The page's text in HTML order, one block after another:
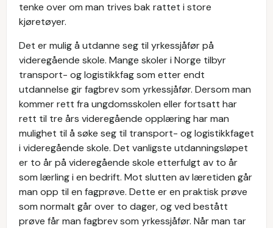
tenke over om man trives bak rattet i store
kjøretøyer.
Det er mulig å utdanne seg til yrkessjåfør på
videregående skole. Mange skoler i Norge tilbyr
transport- og logistikkfag som etter endt
utdannelse gir fagbrev som yrkessjåfør. Dersom man
kommer rett fra ungdomsskolen eller fortsatt har
rett til tre års videregående opplæring har man
mulighet til å søke seg til transport- og logistikkfaget
i videregående skole. Det vanligste utdanningsløpet
er to år på videregående skole etterfulgt av to år
som lærling i en bedrift. Mot slutten av læretiden går
man opp til en fagprøve. Dette er en praktisk prøve
som normalt går over to dager, og ved bestått
prøve får man fagbrev som yrkessjåfør. Når man tar